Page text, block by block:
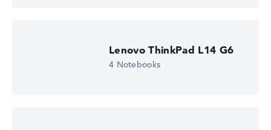
Lenovo ThinkPad L14 G6
4 Notebooks